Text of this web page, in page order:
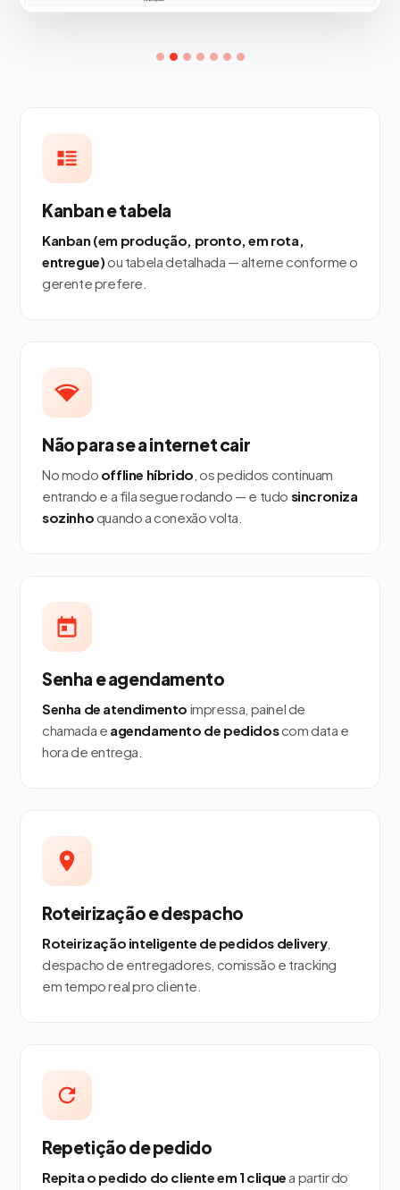
Kanban e tabela
Kanban (em produção, pronto, em rota,
entregue) ou tabela detalhada — alterne conforme o
gerente prefere.
Não para se a internet cair
No modo offline híbrido, os pedidos continuam
entrando e a fila segue rodando — e tudo sincroniza
sozinho quando a conexão volta.
Senha e agendamento
Senha de atendimento impressa, painel de
chamada e agendamento de pedidoscom data e
hora de entrega.
Roteirização e despacho
Roteirização inteligente de pedidos delivery,
despacho de entregadores, comissão e tracking
em tempo real pro cliente.
Repetição de pedido
Repita o pedido do cliente em 1 clique a partir do